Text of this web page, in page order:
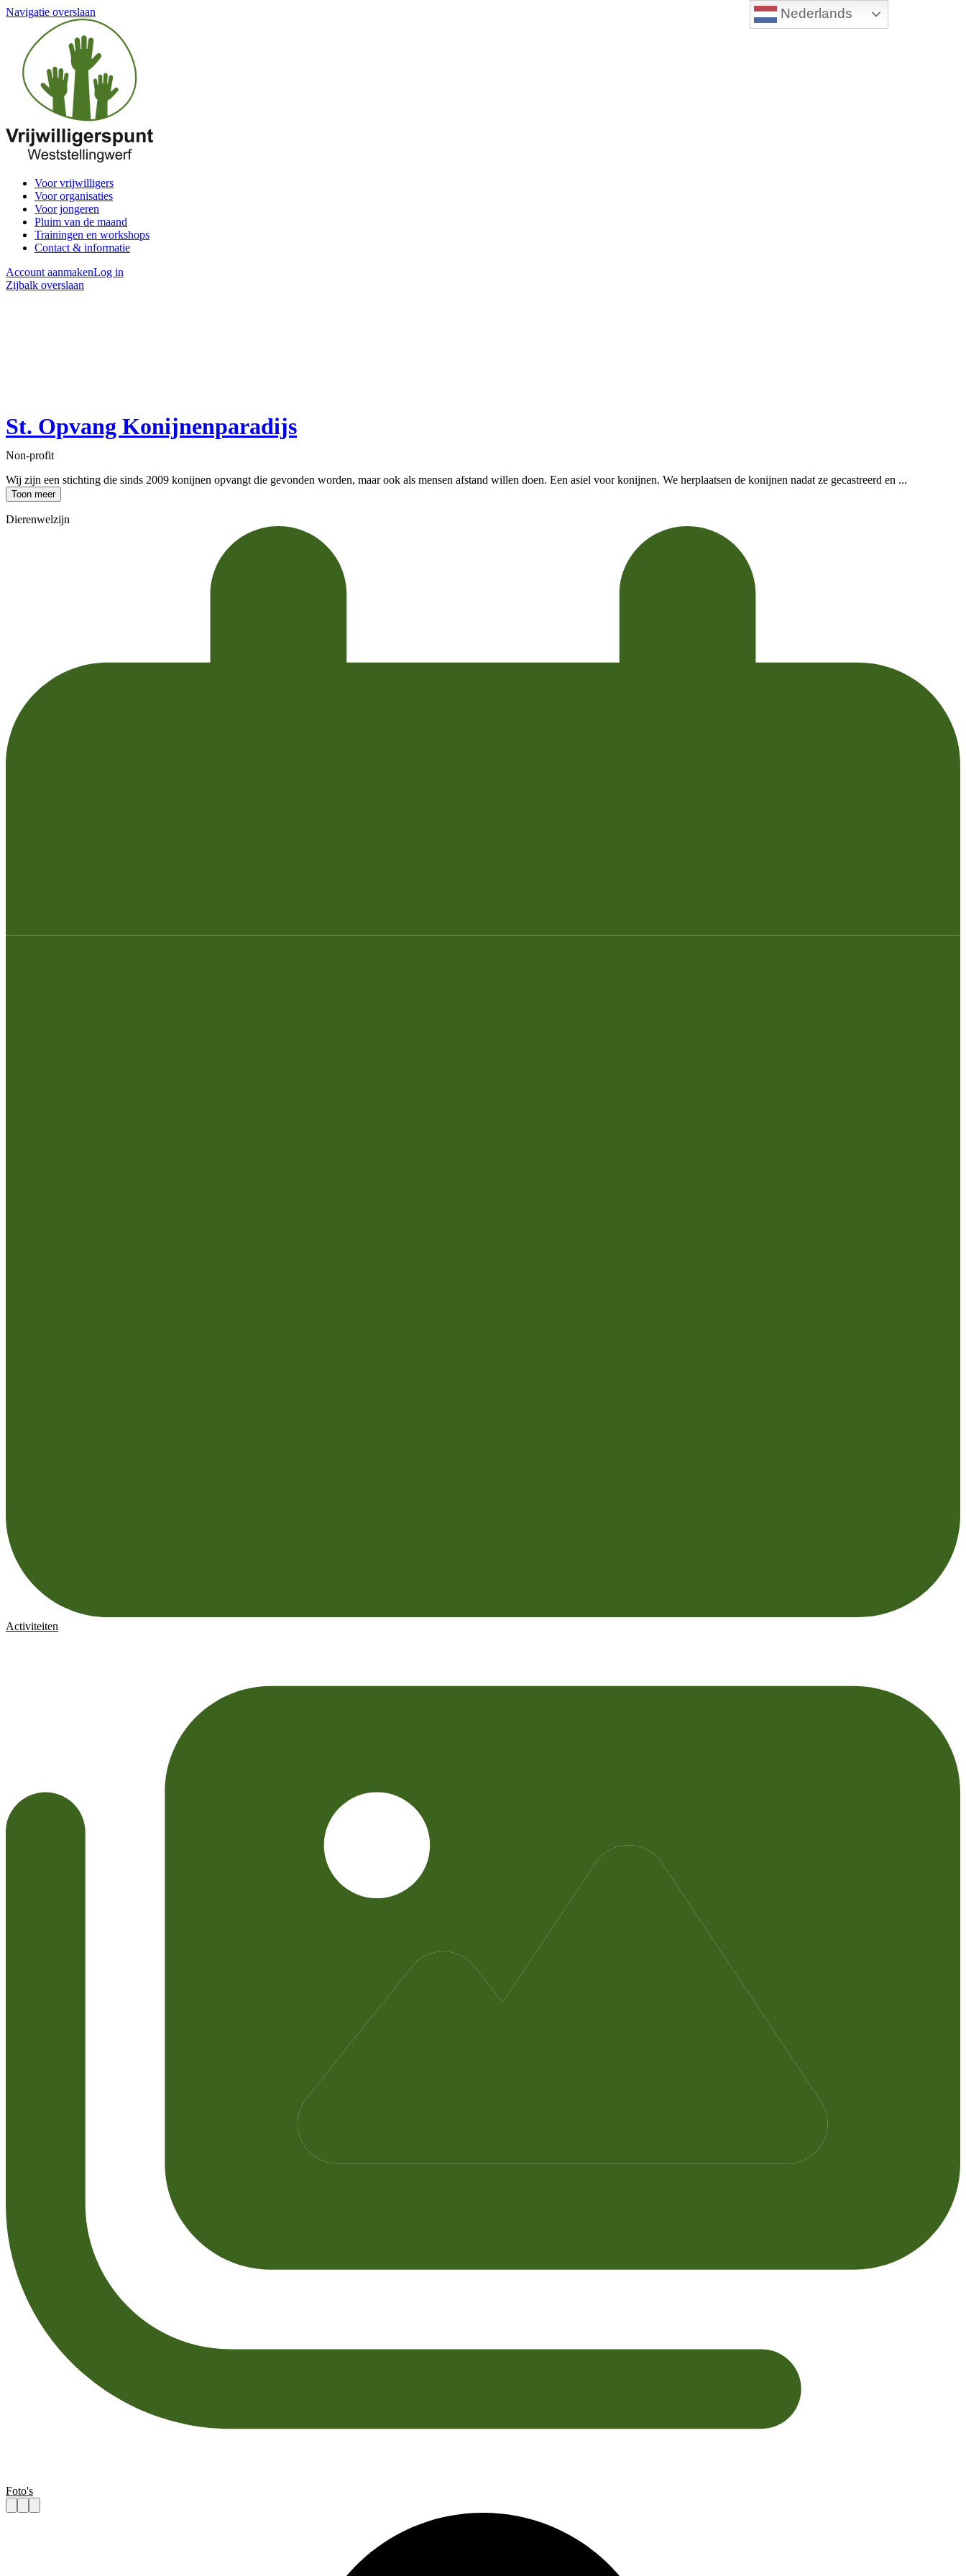
Nederlands
Navigatie overslaan
Voor vrijwilligers
Voor organisaties
Voor jongeren
Pluim van de maand
Trainingen en workshops
Contact & informatie
Account aanmakenLog in
Zijbalk overslaan
St. Opvang Konijnenparadijs
Non-profit
Wij zijn een stichting die sinds 2009 konijnen opvangt die gevonden worden, maar ook als mensen afstand willen doen. Een asiel voor konijnen. We herplaatsen de konijnen nadat ze gecastreerd en ...
Toon meer
Dierenwelzijn
Activiteiten
Foto's